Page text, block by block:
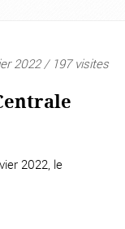
2022 / 197 visites
2022, le